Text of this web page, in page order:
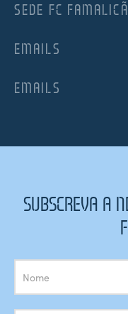
SEDE FC
EMAILS
EMAILS
SUBSCREVA A
Subscrição
Newsletter